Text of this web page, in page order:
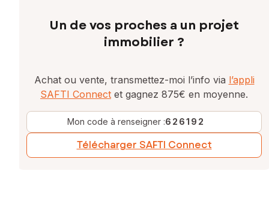
Un de vos proches a un projet
immobilier ?
Achat ou vente, transmettez-moi l’info via l’appli
SAFTI Connect et gagnez 875€ en moyenne.
Mon code à renseigner :626192
Télécharger SAFTI Connect